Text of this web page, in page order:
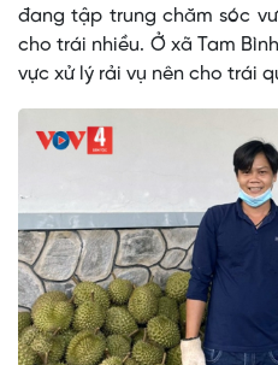
đang tập trung chăm sóc
cho trái nhiều. Ở xã Tam
vực xử lý rải vụ nên cho trái